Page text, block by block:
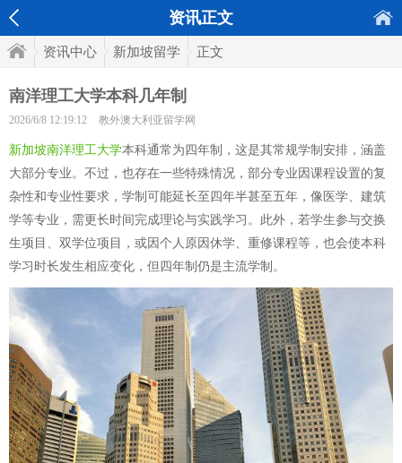
资讯正文
资讯中心 新加坡留学 正文
南洋理工大学本科几年制
2026/6/8 12:19:12 教外澳大利亚留学网
新加坡南洋理工大学本科通常为四年制，这是其常规学制安排，涵盖
大部分专业。不过，也存在一些特殊情况，部分专业因课程设置的复
杂性和专业性要求，学制可能延长至四年半甚至五年，像医学、建筑
学等专业，需更长时间完成理论与实践学习。此外，若学生参与交换
生项目、双学位项目，或因个人原因休学、重修课程等，也会使本科
学习时长发生相应变化，但四年制仍是主流学制。